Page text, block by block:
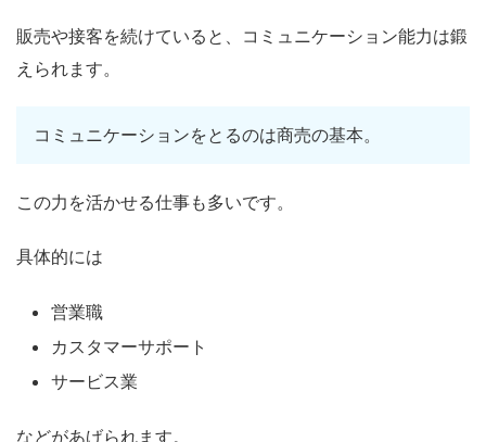
販売や接客を続けていると、コミュニケーション能力は鍛
えられます。
コミュニケーションをとるのは商売の基本。
この力を活かせる仕事も多いです。
具体的には
営業職
カスタマーサポート
サービス業
などがあげられます。